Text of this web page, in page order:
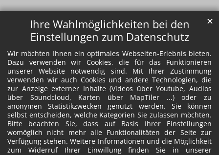
Ihre Wahlmöglichkeiten bei den
Einstellungen zum Datenschutz
Wir möchten Ihnen ein optimales Webseiten-Erlebnis bieten.
Dazu verwenden wir Cookies, die für das Funktionieren
unserer Website notwendig sind. Mit Ihrer Zustimmung
verwenden wir auch Cookies und andere Technologien, die
zur Anzeige externer Inhalte (Videos über Youtube, Audios
über Soundcloud, Karten über MapTiler ...) oder zu
anonymen Statistikzwecken genutzt werden. Sie können
selbst entscheiden, welche Kategorien Sie zulassen möchten.
Bitte beachten Sie, dass auf Basis Ihrer Einstellungen
womöglich nicht mehr alle Funktionalitäten der Seite zur
Verfügung stehen. Weitere Informationen und die Möglichkeit
zum Widerruf Ihrer Einwillung finden Sie in unserer
✕